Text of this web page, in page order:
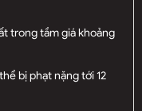
trong tầm giá khoảng
bị phạt nặng tới 12